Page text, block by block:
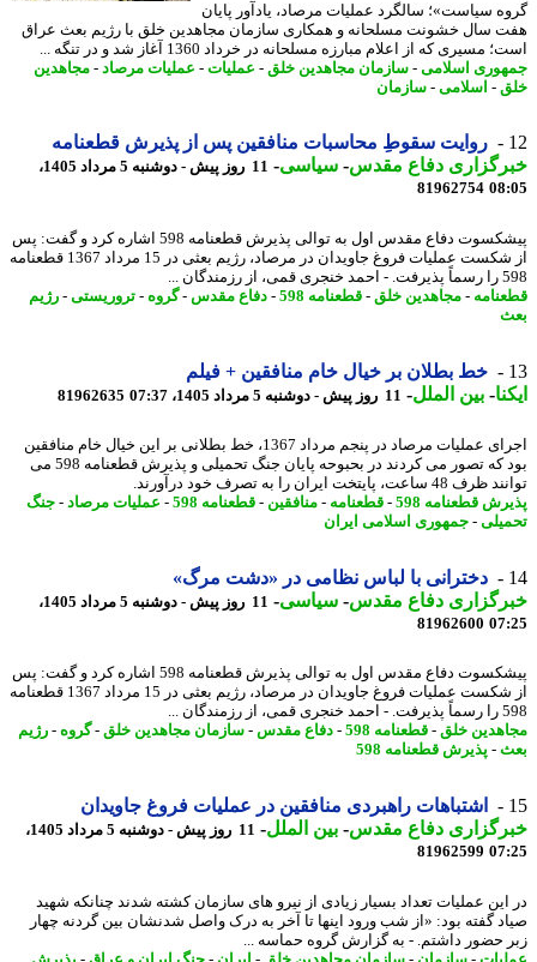
سیاست»؛ سالگرد عملیات مرصاد، یادآور پایان
سال خشونت مسلحانه و همکاری سازمان مجاهدین خلق با رژیم بعث عراق
مسیری که از اعلام مبارزه مسلحانه در خرداد 1360 آغاز شد و در تنگه ...
اسلامی-سازمان مجاهدین خلق -عملیات-عملیات مرصاد -مجاهدین
-اسلامی-سازمان
روایت سقوطِ محاسبات منافقین پس از پذیرش قطعنامه
دفاع مقدس-سیاسی-
11 روز پیش - دوشنبه 5 مرداد 1405،
81962754
پیشکسوت دفاع مقدس اول به توالی پذیرش قطعنامه 598 اشاره کرد و گفت: پس
از شکست عملیات فروغ جاویدان در مرصاد، رژیم بعثی در 15 مرداد 1367 قطعنامه
-مجاهدین خلق -قطعنامه 598 -دفاع مقدس-گروه- تروریستی-رژیم
خط بطلان بر خیال خام منافقین + فیلم
-بین الملل-11 روز پیش - دوشنبه 5 مرداد 1405، 07:37 81962635
اجرای عملیات مرصاد در پنجم مرداد 1367، خط بطلانی بر این خیال خام منافقین
بود که تصور می کردند در بحبوحه پایان جنگ تحمیلی و پذیرش قطعنامه 598 می
پایتخت ایران را به تصرف خود درآورند.
قطعنامه 598
-قطعنامه-منافقین-قطعنامه 598 -عملیات مرصاد -جنگ
-جمهوری اسلامی ایران
دخترانی با لباس نظامی در «دشت مرگ»
دفاع مقدس-سیاسی-
11 روز پیش - دوشنبه 5 مرداد 1405،
81962600
پیشکسوت دفاع مقدس اول به توالی پذیرش قطعنامه 598 اشاره کرد و گفت: پس
از شکست عملیات فروغ جاویدان در مرصاد، رژیم بعثی در 15 مرداد 1367 قطعنامه
خلق -قطعنامه 598 -دفاع مقدس-سازمان مجاهدین خلق -گروه- رژیم
-پذیرش قطعنامه 598
اشتباهات راهبردی منافقین در عملیات فروغ جاویدان
دفاع مقدس-بین الملل-
11 روز پیش - دوشنبه 5 مرداد 1405،
81962599
عملیات تعداد بسیار زیادی از نیرو های سازمان کشته شدند چنانکه شهید
گفته بود: «از شب ورود اینها تا آخر به درک واصل شدنشان بین گردنه چهار
حضور داشتم. - به گزارش گروه حماسه ...